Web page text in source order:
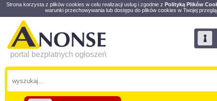
Strona korzysta z plików cookies w celu realizacji usług i zgodnie z Polityką Plików
warunki przechowywania lub dostępu do plików cookies w Twojej
portal bezpłatnych ogłoszeń